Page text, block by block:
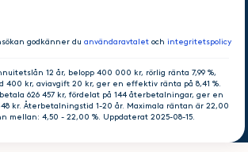
godkänner du användaravtaletoch integritetspolicy
12 år, belopp 400 000 kr, rörlig ränta 7,99 %,
400 kr, aviavgift 20 kr, ger en effektiv ränta på 8,41 %.
626 457 kr, fördelat på 144 återbetalningar, ger en
kr. Återbetalningstid 1-20 år. Maximala räntan är 22,00
mellan: 4,50 - 22,00 %. Uppdaterat 2025-08-15.